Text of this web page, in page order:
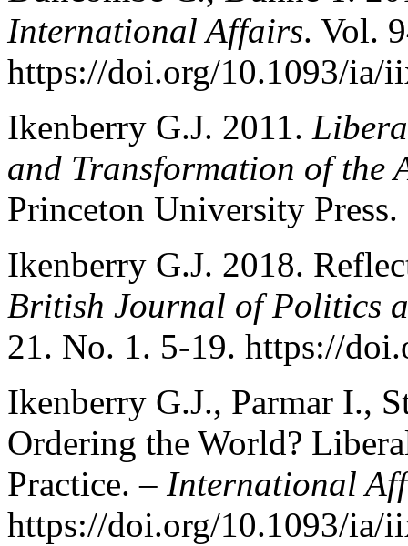
International Affairs. Vol.
https://doi.org/10.1093/ia/
Ikenberry G.J. 2011.
and Transformation of the
Princeton University
Ikenberry G.J. 2018.
British Journal of Politics
21. No. 1. 5-19. https://
Ikenberry G.J., Parmar I.,
Ordering the World?
Practice. – International
https://doi.org/10.1093/ia/